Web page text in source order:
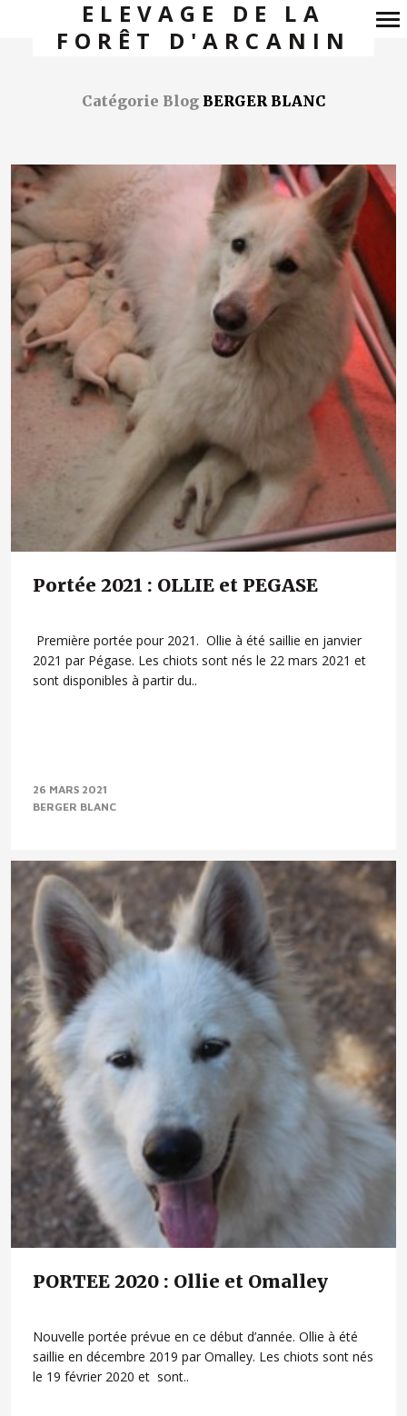
Navigation
ELEVAGE DE LA
FORÊT D'ARCANIN
Catégorie Blog BERGER BLANC
Portée 2021 : OLLIE et PEGASE
Première portée pour 2021. Ollie à été saillie en janvier
2021 par Pégase. Les chiots sont nés le 22 mars 2021 et
sont disponibles à partir du..
26 MARS 2021
BERGER BLANC
PORTEE 2020 : Ollie et Omalley
Nouvelle portée prévue en ce début d’année. Ollie à été
saillie en décembre 2019 par Omalley. Les chiots sont nés
le 19 février 2020 et sont..